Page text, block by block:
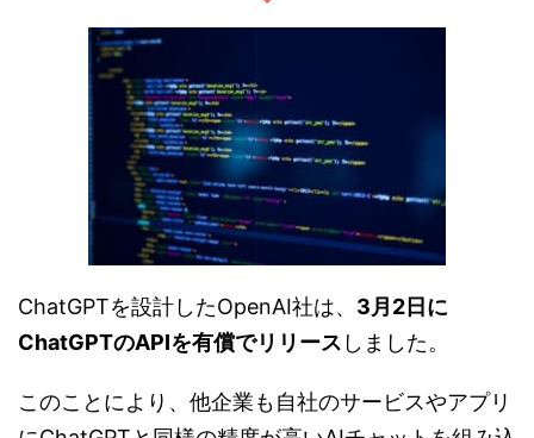
ChatGPTを設計したOpenAI社は、 3月2日に
ChatGPTのAPIを有償でリリース しました。
このことにより、他企業も自社のサービスやアプリ